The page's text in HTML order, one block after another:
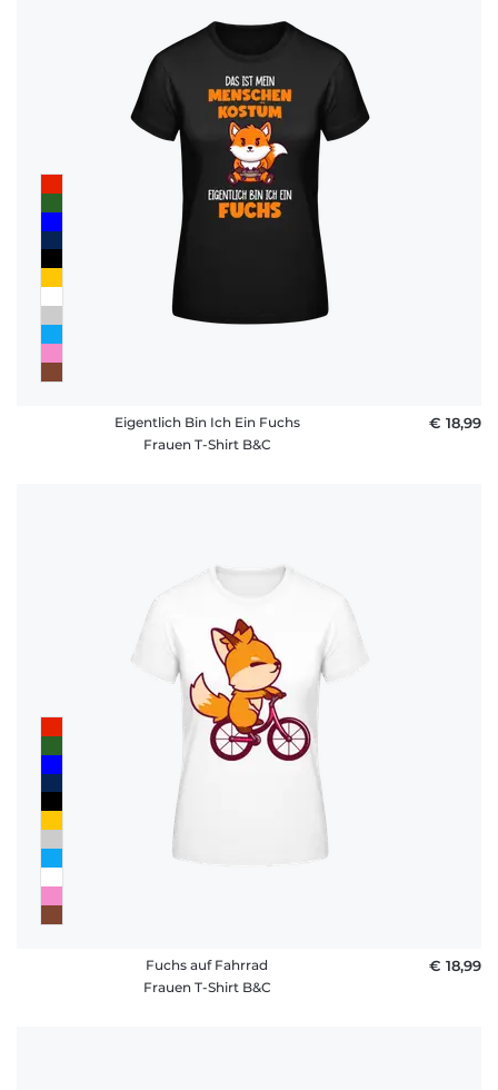
Eigentlich Bin Ich Ein Fuchs
Frauen T-Shirt B&C
€ 18,99
Fuchs auf Fahrrad
Frauen T-Shirt B&C
€ 18,99